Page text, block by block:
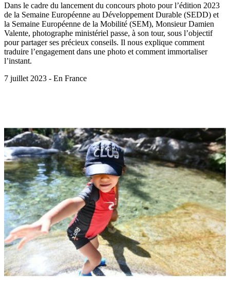
Dans le cadre du lancement du concours photo pour l’édition 2023
de la Semaine Européenne au Développement Durable (SEDD) et
la Semaine Européenne de la Mobilité (SEM), Monsieur Damien
Valente, photographe ministériel passe, à son tour, sous l’objectif
pour partager ses précieux conseils. Il nous explique comment
traduire l’engagement dans une photo et comment immortaliser
l’instant.
7 juillet 2023 - En France